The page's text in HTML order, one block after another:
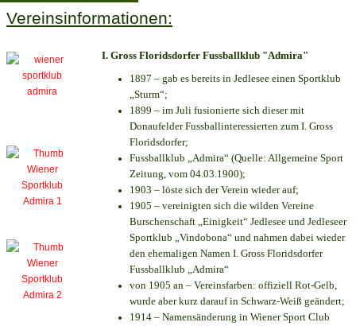
Vereinsinformationen:
I. Gross Floridsdorfer Fussballklub "Admira"
1897 – gab es bereits in Jedlesee einen Sportklub
„Sturm“;
1899 – im Juli fusionierte sich dieser mit
Donaufelder Fussballinteressierten zum I. Gross
Floridsdorfer;
Fussballklub „Admira“ (Quelle: Allgemeine Sport
Zeitung, vom 04.03.1900);
1903 – löste sich der Verein wieder auf;
1905 – vereinigten sich die wilden Vereine
Burschenschaft „Einigkeit“ Jedlesee und Jedleseer
Sportklub „Vindobona“ und nahmen dabei wieder
den ehemaligen Namen I. Gross Floridsdorfer
Fussballklub „Admira“
von 1905 an – Vereinsfarben: offiziell Rot-Gelb,
wurde aber kurz darauf in Schwarz-Weiß geändert;
1914 – Namensänderung in Wiener Sport Club